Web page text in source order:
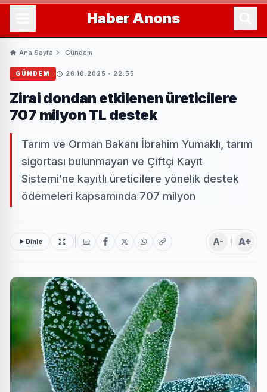
Haber Anons
Ana Sayfa Gündem
GÜNDEM 28.10.2025 - 22:55
Zirai dondan etkilenen üreticilere
707 milyon TL destek
Tarım ve Orman Bakanı İbrahim Yumaklı, tarım
sigortası bulunmayan ve Çiftçi Kayıt
Sistemi’ne kayıtlı üreticilere yönelik destek
ödemeleri kapsamında 707 milyon
Dinle A- A+